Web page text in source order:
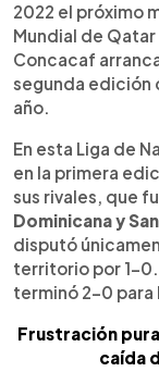
2022 el próximo
Mundial de
Concacaf
segunda edición
año.
En esta Liga de
en la primera
sus rivales, que
Dominicana y
disputó
territorio por 1-0.
terminó 2-0 para
Frustración
caída